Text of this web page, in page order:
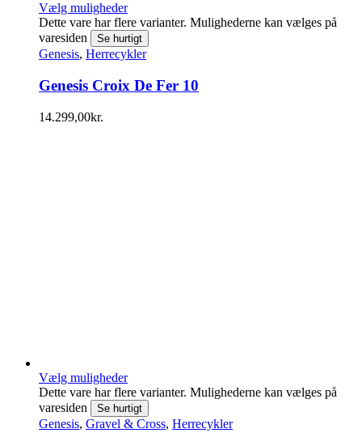
Vælg muligheder
Dette vare har flere varianter. Mulighederne kan vælges på
varesiden
Se hurtigt
Genesis, Herrecykler
Genesis Croix De Fer 10
14.299,00kr.
Vælg muligheder
Dette vare har flere varianter. Mulighederne kan vælges på
varesiden
Se hurtigt
Genesis, Gravel & Cross, Herrecykler